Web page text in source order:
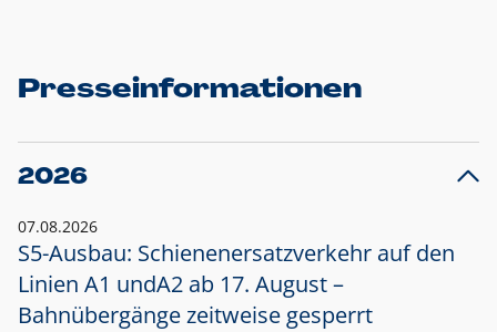
Presseinformationen
2026
07.08.2026
S5-Ausbau: Schienenersatzverkehr auf den
Linien A1 undA2 ab 17. August –
Bahnübergänge zeitweise gesperrt